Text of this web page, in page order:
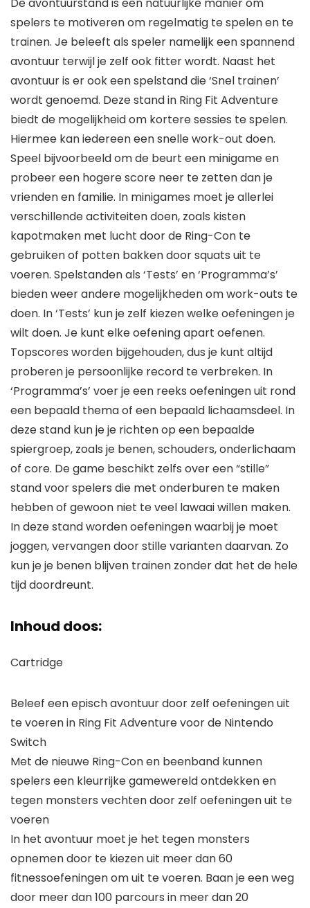
De avontuurstand is een natuurlijke manier om
spelers te motiveren om regelmatig te spelen en te
trainen. Je beleeft als speler namelijk een spannend
avontuur terwijl je zelf ook fitter wordt. Naast het
avontuur is er ook een spelstand die ‘Snel trainen’
wordt genoemd. Deze stand in Ring Fit Adventure
biedt de mogelijkheid om kortere sessies te spelen.
Hiermee kan iedereen een snelle work-out doen.
Speel bijvoorbeeld om de beurt een minigame en
probeer een hogere score neer te zetten dan je
vrienden en familie. In minigames moet je allerlei
verschillende activiteiten doen, zoals kisten
kapotmaken met lucht door de Ring-Con te
gebruiken of potten bakken door squats uit te
voeren. Spelstanden als ‘Tests’ en ‘Programma’s’
bieden weer andere mogelijkheden om work-outs te
doen. In ‘Tests’ kun je zelf kiezen welke oefeningen je
wilt doen. Je kunt elke oefening apart oefenen.
Topscores worden bijgehouden, dus je kunt altijd
proberen je persoonlijke record te verbreken. In
‘Programma’s’ voer je een reeks oefeningen uit rond
een bepaald thema of een bepaald lichaamsdeel. In
deze stand kun je je richten op een bepaalde
spiergroep, zoals je benen, schouders, onderlichaam
of core. De game beschikt zelfs over een “stille”
stand voor spelers die met onderburen te maken
hebben of gewoon niet te veel lawaai willen maken.
In deze stand worden oefeningen waarbij je moet
joggen, vervangen door stille varianten daarvan. Zo
kun je je benen blijven trainen zonder dat het de hele
tijd doordreunt.
Inhoud doos:
Cartridge
Beleef een episch avontuur door zelf oefeningen uit
te voeren in Ring Fit Adventure voor de Nintendo
Switch
Met de nieuwe Ring-Con en beenband kunnen
spelers een kleurrijke gamewereld ontdekken en
tegen monsters vechten door zelf oefeningen uit te
voeren
In het avontuur moet je het tegen monsters
opnemen door te kiezen uit meer dan 60
fitnessoefeningen om uit te voeren. Baan je een weg
door meer dan 100 parcours in meer dan 20